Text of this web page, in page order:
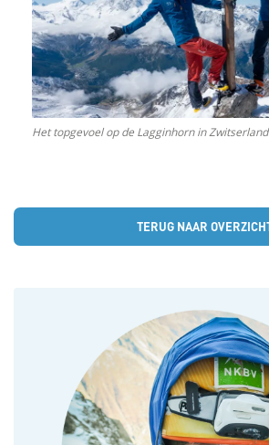
Het topgevoel op de Lagginhorn in Zwitserland
TERUG NAAR